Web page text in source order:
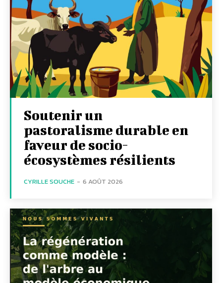
Soutenir un
pastoralisme durable en
faveur de socio-
écosystèmes résilients
CYRILLE SOUCHE - 6 AOÛT 2026